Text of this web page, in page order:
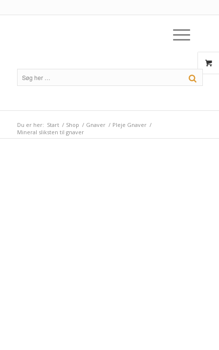
Du er her: Start / Shop / Gnaver / Pleje Gnaver /
Mineral sliksten til gnaver